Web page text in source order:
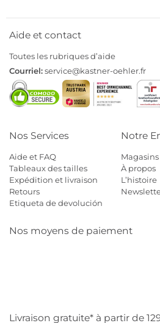
Aide et contact
Toutes les rubriques d’aide
Courriel:service@kastner-oehler.fr
Nos Services
Aide et FAQ
Tableaux des tailles
Expédition et livraison
Retours
Etiqueta de devolución
Notre
Magasins
À propos
L’histoire
Nos moyens de paiement
Livraison gratuite* à partir de